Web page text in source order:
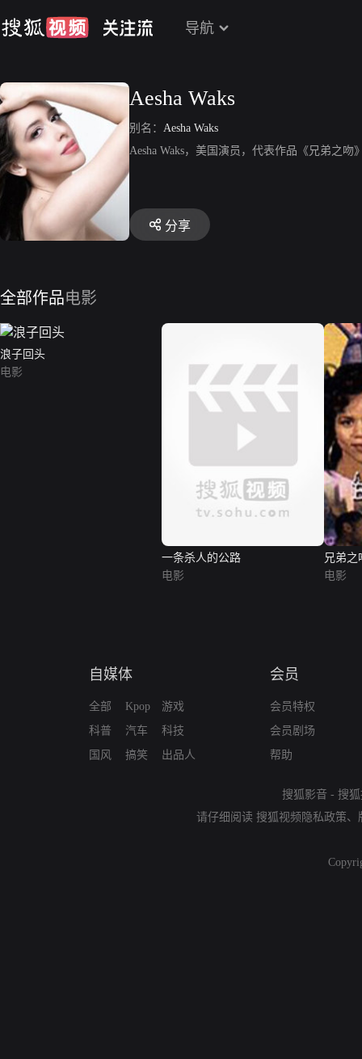
导航
Aesha Waks
别名： Aesha Waks
Aesha Waks，美国演员，代表作品《兄弟之
分享
全部作品电影
浪子回头
电影
一条杀人的公路
电影
兄弟之
电影
自媒体
全部
科普
国风
Kpop
汽车
搞笑
游戏
科技
出品人
会员
会员特权
会员剧场
帮助
搜狐影音 - 搜
请仔细阅读 搜狐视频隐私政策、